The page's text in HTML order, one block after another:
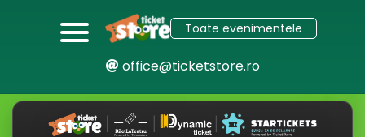
Toate evenimentele
office@ticketstore.ro